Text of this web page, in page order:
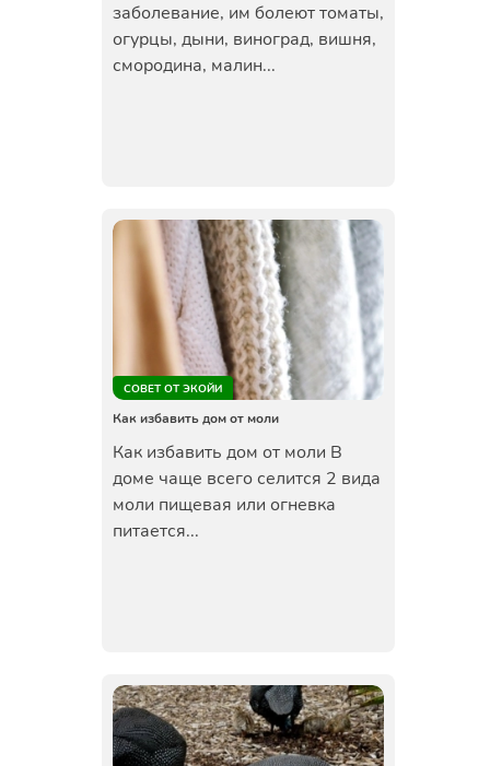
заболевание, им болеют томаты,
огурцы, дыни, виноград, вишня,
смородина, малин...
СОВЕТ ОТ ЭКОЙИ
Как избавить дом от моли
Как избавить дом от моли В
доме чаще всего селится 2 вида
моли пищевая или огневка
питается...